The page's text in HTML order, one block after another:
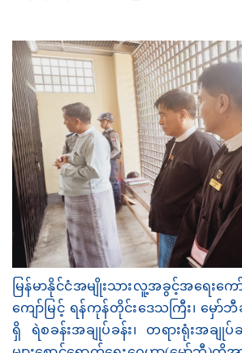
မြန်မာနိုင်ငံအမျိုးသားလူ့အခွင့်အရေး
ကျော်မြင့် ရန်ကုန်တိုင်းဒေသကြီး၊ မှော်ဘီ
ရှိ ရဲစခန်းအချုပ်ခန်း၊ တရားရုံးအချုပ်ခ